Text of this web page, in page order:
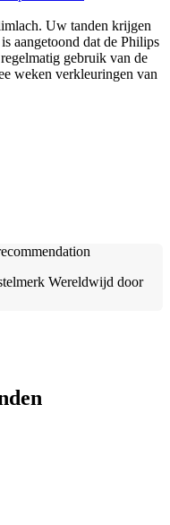
Uw tanden krijgen
aangetoond dat de Philips
gebruik van de
weken verkleuringen van
Wereldwijd door